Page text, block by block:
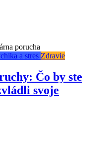
porucha
a stres Zdravie
Čo by ste
svoje